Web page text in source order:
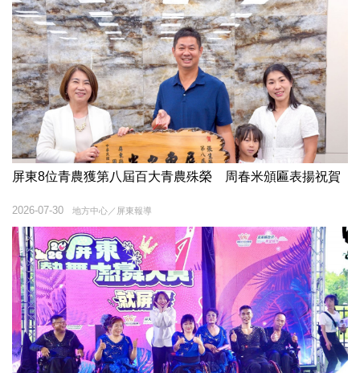
屏東8位青農獲第八屆百大青農殊榮 周春米頒匾表揚祝賀
地方中心／屏東報導
2026-07-30